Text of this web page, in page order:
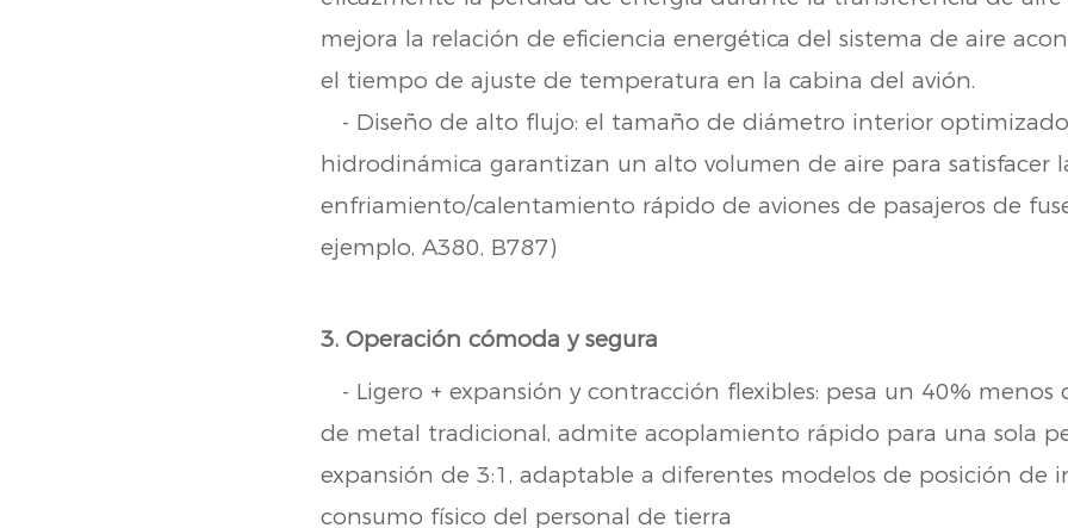
mejora la relación de eficiencia energética del sistema de aire
el tiempo de ajuste de temperatura en la cabina del avión.
- Diseño de alto flujo: el tamaño de diámetro interior
hidrodinámica garantizan un alto volumen de aire para satisfacer
enfriamiento/calentamiento rápido de aviones de pasajeros de
ejemplo, A380, B787)
3. Operación cómoda y segura
- Ligero + expansión y contracción flexibles: pesa un 40% menos
de metal tradicional, admite acoplamiento rápido para una sola
expansión de 3:1, adaptable a diferentes modelos de posición de
consumo físico del personal de tierra